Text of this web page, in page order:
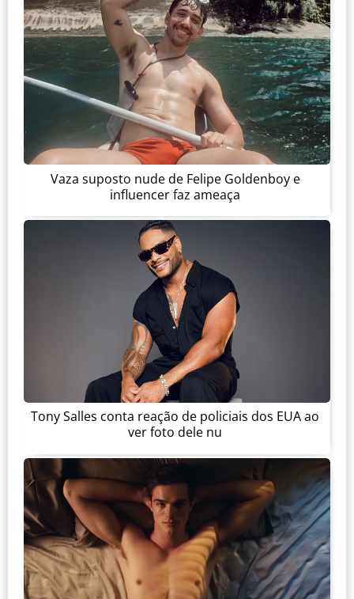
Vaza suposto nude de Felipe Goldenboy e
influencer faz ameaça
Tony Salles conta reação de policiais dos EUA ao
ver foto dele nu